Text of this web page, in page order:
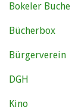
Bokeler Buche
Bücherbox
Bürgerverein
DGH
Kino